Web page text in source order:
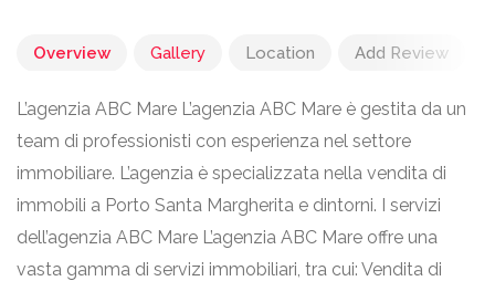
Overview Gallery Location Add Review
L’agenzia ABC Mare L’agenzia ABC Mare è gestita da un
team di professionisti con esperienza nel settore
immobiliare. L’agenzia è specializzata nella vendita di
immobili a Porto Santa Margherita e dintorni. I servizi
dell’agenzia ABC Mare L’agenzia ABC Mare offre una
vasta gamma di servizi immobiliari, tra cui: Vendita di